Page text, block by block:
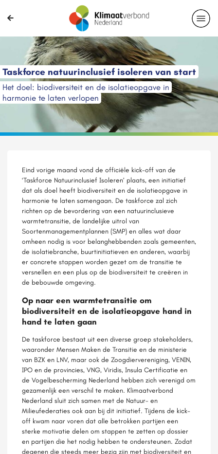
Taskforce natuurinclusief isoleren van start
Het doel: biodiversiteit en de isolatieopgave in
harmonie te laten verlopen
Eind vorige maand vond de officiële kick-off van de
‘Taskforce Natuurinclusief Isoleren’ plaats, een initiatief
dat als doel heeft biodiversiteit en de isolatieopgave in
harmonie te laten samengaan. De taskforce zal zich
richten op de bevordering van een natuurinclusieve
warmtetransitie, de landelijke uitrol van
Soortenmanagementplannen (SMP) en alles wat daar
omheen nodig is voor belanghebbenden zoals gemeenten,
de isolatiebranche, buurtinitiatieven en anderen, waarbij
er concrete stappen worden gezet om de transitie te
versnellen en een plus op de biodiversiteit te creëren in
de bebouwde omgeving.
Op naar een warmtetransitie om
biodiversiteit en de isolatieopgave hand in
hand te laten gaan
De taskforce bestaat uit een diverse groep stakeholders,
waaronder Mensen Maken de Transitie en de ministerie
van BZK en LNV, maar ook de Zoogdiervereniging, VENIN,
IPO en de provincies, VNG, Viridis, Insula Certificatie en
de Vogelbescherming Nederland hebben zich verenigd om
gezamenlijk een verschil te maken. Klimaatverbond
Nederland sluit zich samen met de Natuur- en
Milieufederaties ook aan bij dit initiatief. Tijdens de kick-
off kwam naar voren dat alle betrokken partijen een
sterke motivatie delen om stappen te zetten op dossier
en partijen die het nodig hebben te ondersteunen. Zodat
degenen die steeds meer bezig zijn met biodiversiteit en